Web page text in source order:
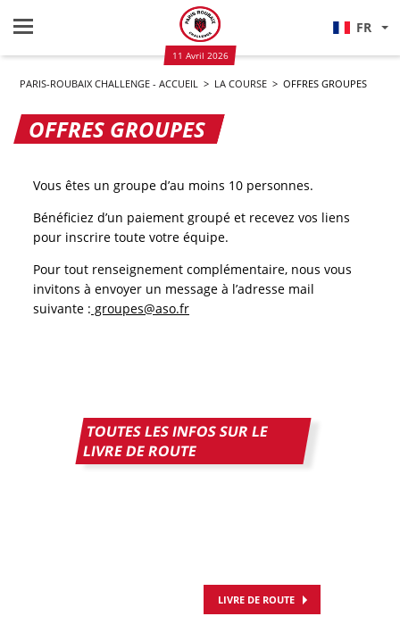
FR
11 Avril 2026
PARIS-ROUBAIX CHALLENGE - ACCUEIL > LA COURSE > OFFRES GROUPES
OFFRES GROUPES
Vous êtes un groupe d’au moins 10 personnes.
Bénéficiez d’un paiement groupé et recevez vos liens
pour inscrire toute votre équipe.
Pour tout renseignement complémentaire, nous vous
invitons à envoyer un message à l’adresse mail
suivante : groupes@aso.fr
TOUTES LES INFOS SUR LE
LIVRE DE ROUTE
LIVRE DE ROUTE